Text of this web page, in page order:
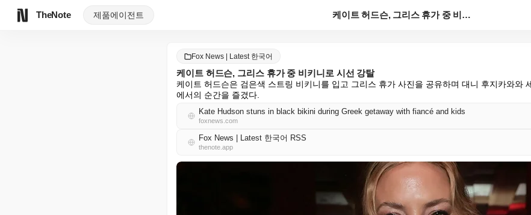
TheNote 제품에이전트 케이트 허드슨, 그리스 휴가 중 비키니로 시선 강탈
Fox News | Latest 한국어
케이트 허드슨, 그리스 휴가 중 비키니로 시선 강탈
케이트 허드슨은 검은색 스트링 비키니를 입고 그리스 휴가 사진을 공유하며 대니 후지카와와
에서의 순간을 즐겼다.
Kate Hudson stuns in black bikini during Greek getaway with fiancé and kids
foxnews.com
Fox News | Latest 한국어 RSS
thenote.app